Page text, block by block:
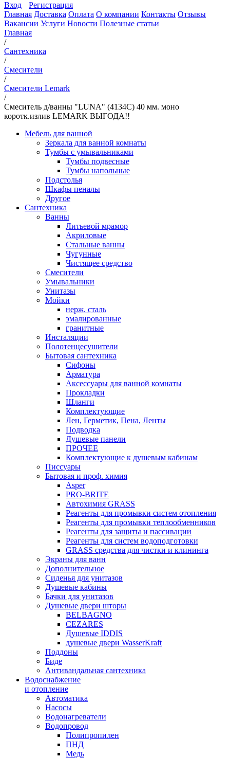
Вход
Регистрация
Главная Доставка Оплата О компании Контакты Отзывы
Вакансии Услуги Новости Полезные статьи
Главная
/
Сантехника
/
Смесители
/
Смесители Lemark
/
Смеситель д/ванны "LUNA" (4134С) 40 мм. моно
коротк.излив LEMARK ВЫГОДА!!
Мебель для ванной
Зеркала для ванной комнаты
Тумбы с умывальниками
Тумбы подвесные
Тумбы напольные
Подстолья
Шкафы пеналы
Другое
Сантехника
Ванны
Литьевой мрамор
Акриловые
Стальные ванны
Чугунные
Чистящее средство
Смесители
Умывальники
Унитазы
Мойки
нерж. сталь
эмалированные
гранитные
Инсталяции
Полотенцесушители
Бытовая сантехника
Сифоны
Арматура
Аксессуары для ванной комнаты
Прокладки
Шланги
Комплектующие
Лен, Герметик, Пена, Ленты
Подводка
Душевые панели
ПРОЧЕЕ
Комплектующие к душевым кабинам
Писсуары
Бытовая и проф. химия
Asper
PRO-BRITE
Автохимия GRASS
Реагенты для промывки систем отопления
Реагенты для промывки теплообменников
Реагенты для защиты и пассивации
Реагенты для систем водоподготовки
GRASS средства для чистки и клининга
Экраны для ванн
Дополнительное
Сиденья для унитазов
Душевые кабины
Бачки для унитазов
Душевые двери шторы
BELBAGNO
CEZARES
Душевые IDDIS
душевые двери WasserKraft
Поддоны
Биде
Антивандальная сантехника
Водоснабжение
и отопление
Автоматика
Насосы
Водонагреватели
Водопровод
Полипропилен
ПНД
Медь